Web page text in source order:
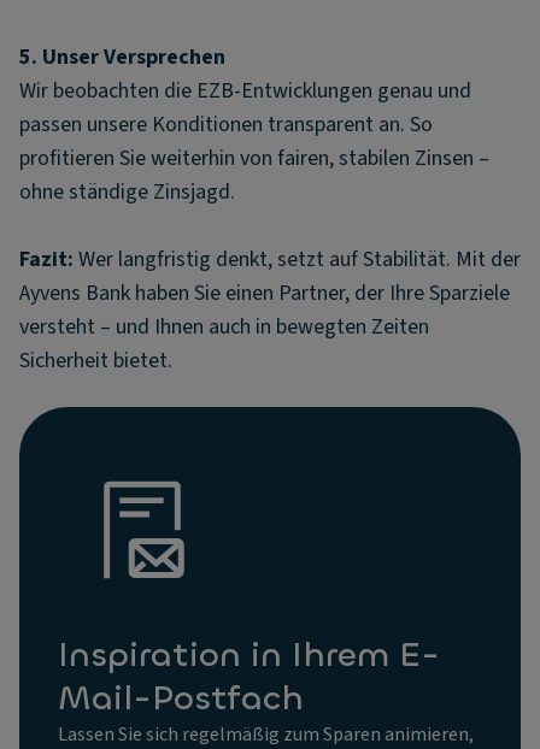
5. Unser Versprechen
Wir beobachten die EZB-Entwicklungen genau und
passen unsere Konditionen transparent an. So
profitieren Sie weiterhin von fairen, stabilen Zinsen –
ohne ständige Zinsjagd.
Fazit: Wer langfristig denkt, setzt auf Stabilität. Mit der
Ayvens Bank haben Sie einen Partner, der Ihre Sparziele
versteht – und Ihnen auch in bewegten Zeiten
Sicherheit bietet.
Inspiration in Ihrem E-
Mail-Postfach
Lassen Sie sich regelmäßig zum Sparen animieren,